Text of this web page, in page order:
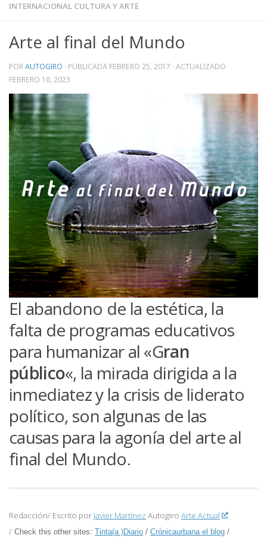
INTERNACIONAL CULTURA Y ARTE
Arte al final del Mundo
PORAUTOGIRO · PUBLICADA FEBRERO 25, 2017 · ACTUALIZADO
FEBRERO 10, 2023
El abandono de la estética, la
falta de programas educativos
para humanizar al «Gran
público«, la mirada dirigida a la
inmediatez y la crisis de liderato
político, son algunas de las
causas para la agonía del arte al
final del Mundo.
Redacción/ Escrito por Javier Martínez Autogiro Arte Actual
/ Check this other sites: Tinta(a )Diario / Crónicaurbana el blog /